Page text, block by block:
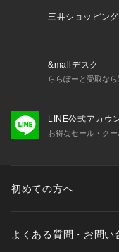
三井ショッピン
&mallデスク
ららぽーと受取な
LINE公式アカウ
お得なセール・ク
初めての方へ
よくある質問・お問い